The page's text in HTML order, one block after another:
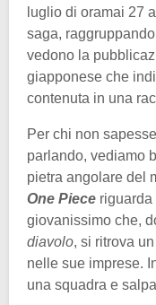
luglio di oramai 27
saga,
vedono la
giapponese che
contenuta in una
Per chi non
parlando, vediamo
pietra angolare del
One Piece riguarda
giovanissimo che,
diavolo, si ritrova
nelle sue imprese.
una squadra e